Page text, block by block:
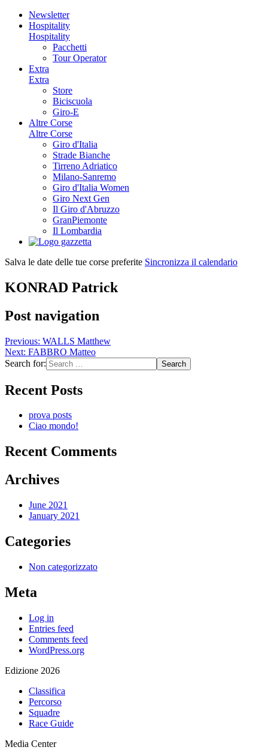
Newsletter
Hospitality
Hospitality
Pacchetti
Tour Operator
Extra
Extra
Store
Biciscuola
Giro-E
Altre Corse
Altre Corse
Giro d'Italia
Strade Bianche
Tirreno Adriatico
Milano-Sanremo
Giro d'Italia Women
Giro Next Gen
Il Giro d'Abruzzo
GranPiemonte
Il Lombardia
Salva le date delle tue corse preferite Sincronizza il calendario
KONRAD Patrick
Post navigation
Previous: WALLS Matthew
Next: FABBRO Matteo
Search for:
Recent Posts
prova posts
Ciao mondo!
Recent Comments
Archives
June 2021
January 2021
Categories
Non categorizzato
Meta
Log in
Entries feed
Comments feed
WordPress.org
Edizione 2026
Classifica
Percorso
Squadre
Race Guide
Media Center